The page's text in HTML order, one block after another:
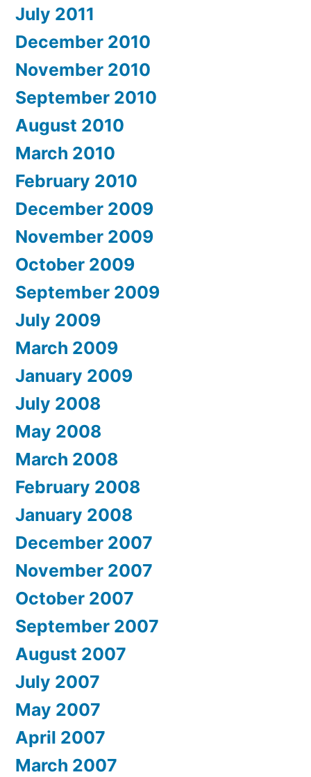
July 2011
December 2010
November 2010
September 2010
August 2010
March 2010
February 2010
December 2009
November 2009
October 2009
September 2009
July 2009
March 2009
January 2009
July 2008
May 2008
March 2008
February 2008
January 2008
December 2007
November 2007
October 2007
September 2007
August 2007
July 2007
May 2007
April 2007
March 2007